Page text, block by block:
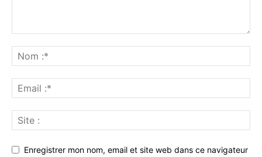
Enregistrer mon nom, email et site web dans ce navigateur